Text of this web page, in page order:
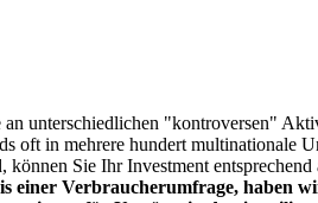
unterschiedlichen "kontroversen"
oft in mehrere hundert multinationale
Sie Ihr Investment
einer Verbraucherumfrage, haben